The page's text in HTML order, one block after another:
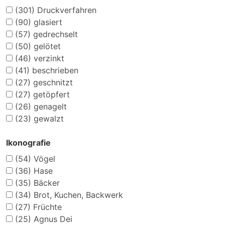
(301) Druckverfahren
(90) glasiert
(57) gedrechselt
(50) gelötet
(46) verzinkt
(41) beschrieben
(27) geschnitzt
(27) getöpfert
(26) genagelt
(23) gewalzt
Ikonografie
(54) Vögel
(36) Hase
(35) Bäcker
(34) Brot, Kuchen, Backwerk
(27) Früchte
(25) Agnus Dei